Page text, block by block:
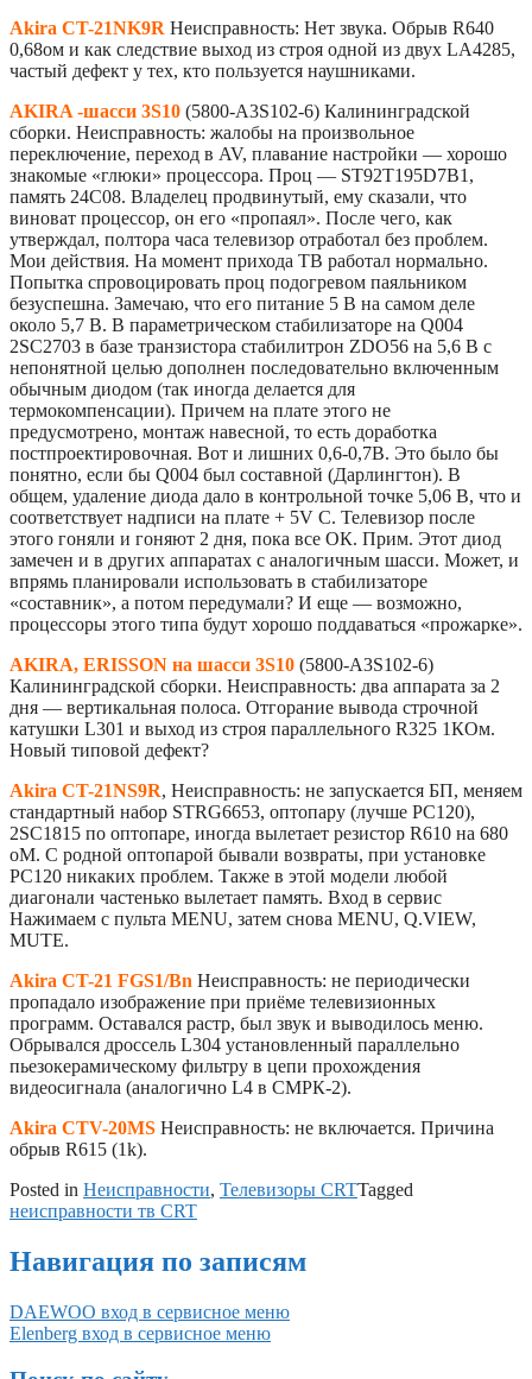
Akira CT-21NK9R Неисправность: Нет звука. Обрыв R640
0,68ом и как следствие выход из строя одной из двух LA4285,
частый дефект у тех, кто пользуется наушниками.
AKIRA -шасси 3S10 (5800-А3S102-6) Калининградской
сборки. Неисправность: жалобы на произвольное
переключение, переход в AV, плавание настройки — хорошо
знакомые «глюки» процессора. Проц — ST92T195D7B1,
память 24С08. Владелец продвинутый, ему сказали, что
виноват процессор, он его «пропаял». После чего, как
утверждал, полтора часа телевизор отработал без проблем.
Мои действия. На момент прихода ТВ работал нормально.
Попытка спровоцировать проц подогревом паяльником
безуспешна. Замечаю, что его питание 5 В на самом деле
около 5,7 В. В параметрическом стабилизаторе на Q004
2SC2703 в базе транзистора стабилитрон ZDO56 на 5,6 В с
непонятной целью дополнен последовательно включенным
обычным диодом (так иногда делается для
термокомпенсации). Причем на плате этого не
предусмотрено, монтаж навесной, то есть доработка
постпроектировочная. Вот и лишних 0,6-0,7В. Это было бы
понятно, если бы Q004 был составной (Дарлингтон). В
общем, удаление диода дало в контрольной точке 5,06 В, что и
соответствует надписи на плате + 5V C. Телевизор после
этого гоняли и гоняют 2 дня, пока все ОК. Прим. Этот диод
замечен и в других аппаратах с аналогичным шасси. Может, и
впрямь планировали использовать в стабилизаторе
«составник», а потом передумали? И еще — возможно,
процессоры этого типа будут хорошо поддаваться «прожарке».
AKIRA, ERISSON на шасси 3S10 (5800-А3S102-6)
Калининградской сборки. Неисправность: два аппарата за 2
дня — вертикальная полоса. Отгорание вывода строчной
катушки L301 и выход из строя параллельного R325 1КОм.
Новый типовой дефект?
Akira CT-21NS9R, Неисправность: не запускается БП, меняем
стандартный набор STRG6653, оптопару (лучше PC120),
2SС1815 по оптопаре, иногда вылетает резистор R610 на 680
оМ. С родной оптопарой бывали возвраты, при установке
РС120 никаких проблем. Также в этой модели любой
диагонали частенько вылетает память. Вход в сервис
Нажимаем с пульта MENU, затем снова MENU, Q.VIEW,
MUTE.
Akira CT-21 FGS1/Bn Неисправность: не периодически
пропадало изображение при приёме телевизионных
программ. Оставался растр, был звук и выводилось меню.
Обрывался дроссель L304 установленный параллельно
пьезокерамическому фильтру в цепи прохождения
видеосигнала (аналогично L4 в СМРК-2).
Akira CTV-20MS Неисправность: не включается. Причина
обрыв R615 (1k).
Posted in Неисправности, Телевизоры CRTTagged
неисправности тв CRT
Навигация по записям
DAEWOO вход в сервисное меню
Elenberg вход в сервисное меню